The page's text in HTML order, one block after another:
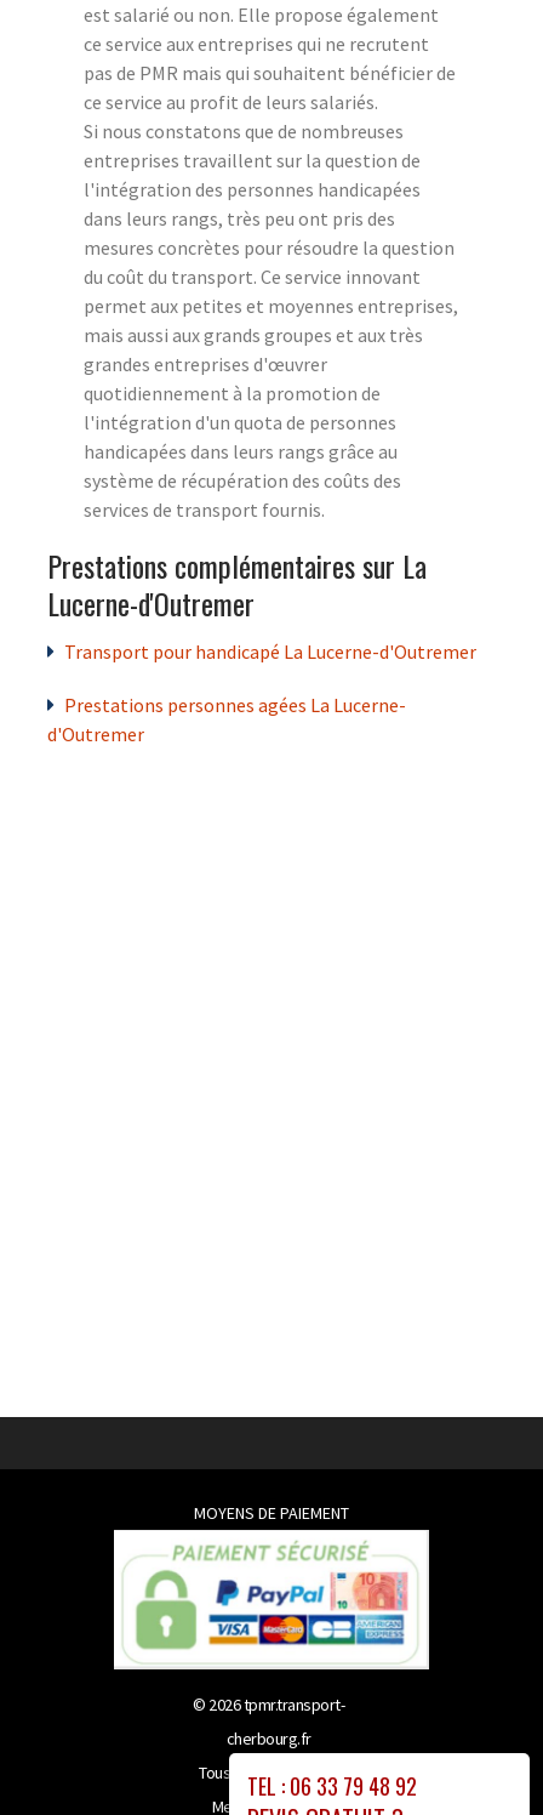
est salarié ou non. Elle propose également
ce service aux entreprises qui ne recrutent
pas de PMR mais qui souhaitent bénéficier de
ce service au profit de leurs salariés.
Si nous constatons que de nombreuses
entreprises travaillent sur la question de
l'intégration des personnes handicapées
dans leurs rangs, très peu ont pris des
mesures concrètes pour résoudre la question
du coût du transport. Ce service innovant
permet aux petites et moyennes entreprises,
mais aussi aux grands groupes et aux très
grandes entreprises d'œuvrer
quotidiennement à la promotion de
l'intégration d'un quota de personnes
handicapées dans leurs rangs grâce au
système de récupération des coûts des
services de transport fournis.
Prestations complémentaires sur La
Lucerne-d'Outremer
Transport pour handicapé La Lucerne-d'Outremer
Prestations personnes agées La Lucerne-
d'Outremer
TEL : 06 33 79 48 92
MOYENS DE PAIEMENT
© 2026tpmr.transport-
cherbourg.fr
Tous droits réservés
Mentions légales